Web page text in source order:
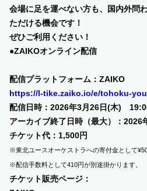
会場に足を運べない方も、国内外問
ただける機会です！
ぜひご利用ください！
●ZAIKOオンライン配信
配信プラットフォーム：ZAIKO
https://l-tike.zaiko.io/e/tohoku-
配信日時：2026年3月26日(木)
アーカイブ終了日時（最大）：
チケット代： 1,500円
※東北ユースオーケストラへの寄付金として
※配信手数料として410円が別途掛かります。
チケット販売ページ：